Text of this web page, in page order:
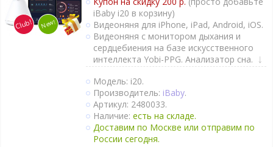
iBaby i20 в корзину)
Видеоняня для iPhone, iPad, Android, iOS.
Видеоняня с монитором дыхания и
сердцебиения на базе искусственного
интеллекта Yobi-PPG. Анализатор сна.
Крепление к коляске и кроватке.
Двухсторонняя связь.
При обнаружении звука или движения
приходит уведомление на смартфон.
Непрерывный мониторинг.
Термометр.
Гигрометр.
Модель: i20.
Производитель: iBaby.
Артикул: 2480033.
Наличие:есть на складе.
Доставим по Москве или отправим по
России сегодня.